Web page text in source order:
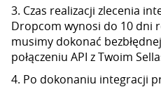
3. Czas realizacji zlecenia
Dropcom wynosi do 10 dni
musimy dokonać
połączeniu API z Twoim
4. Po dokonaniu integracji